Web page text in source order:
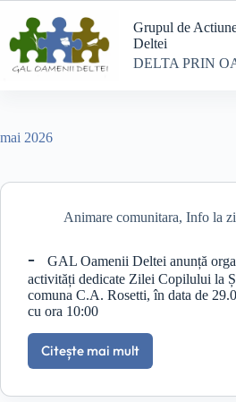
conținut
Grupul de
Deltei
DELTA PRIN
mai 2026
Animare comunitara, Info la zi
GAL Oamenii Deltei anunță
activități dedicate Zilei Copilului la
comuna C.A. Rosetti, în data de
cu ora 10:00
Citește mai mult
GAL
Deltei